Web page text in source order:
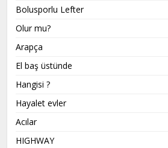
Bolusporlu Lefter
Olur mu?
Arapça
El baş üstünde
Hangisi ?
Hayalet evler
Acılar
HIGHWAY